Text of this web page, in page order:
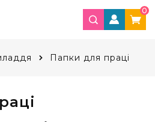
0
Папки для праці